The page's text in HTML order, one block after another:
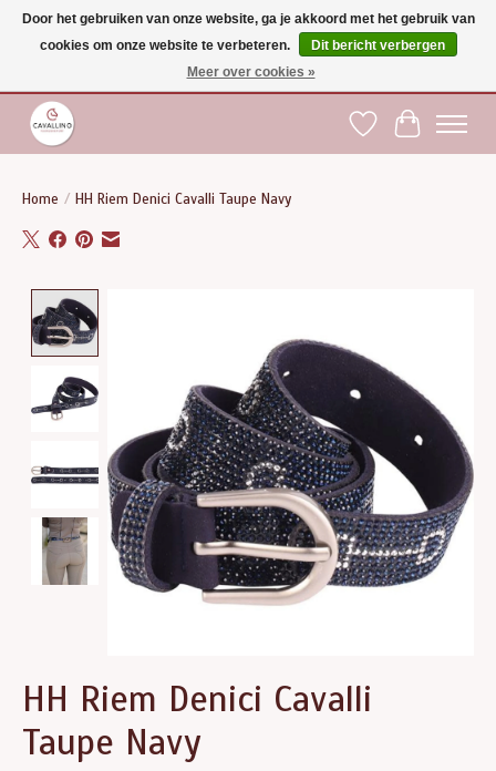
Gratis verzending vanaf €75 binnen BE - vanaf €100 naar EU | Voor 17:00 besteld is
dezelfde dag verzonden | Klantendienst: +32 (0)51 21 27 00 |
Verlanglijst
Home / HH Riem Denici Cavalli Taupe Navy
HH Riem Denici Cavalli
Taupe Navy
Door het gebruiken van onze website, ga je akkoord met het gebruik van
cookies om onze website te verbeteren.
Dit bericht verbergen
Meer over cookies »